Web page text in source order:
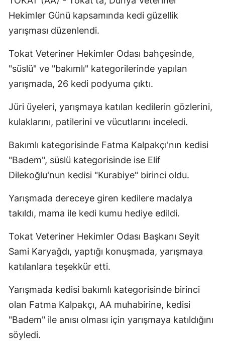
Çorum
Diyarbakır
Elazığ
Erzincan
Erzurum
Eskişehir
Giresun
Hakkari
Isparta
Mersin
İstanbul
Hekimler Günü kapsamında kedi güzellik
yarışması düzenlendi.
Tokat Veteriner Hekimler Odası bahçesinde,
"süslü" ve "bakımlı" kategorilerinde yapılan
yarışmada, 26 kedi podyuma çıktı.
Jüri üyeleri, yarışmaya katılan kedilerin gözlerini,
kulaklarını, patilerini ve vücutlarını inceledi.
Bakımlı kategorisinde Fatma Kalpakçı'nın kedisi
"Badem", süslü kategorisinde ise Elif
Dilekoğlu'nun kedisi "Kurabiye" birinci oldu.
Yarışmada dereceye giren kedilere madalya
takıldı, mama ile kedi kumu hediye edildi.
Tokat Veteriner Hekimler Odası Başkanı Seyit
Sami Karyağdı, yaptığı konuşmada, yarışmaya
katılanlara teşekkür etti.
Yarışmada kedisi bakımlı kategorisinde birinci
olan Fatma Kalpakçı, AA muhabirine, kedisi
"Badem" ile anısı olması için yarışmaya katıldığını
söyledi.